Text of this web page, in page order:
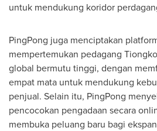
untuk mendukung koridor
PingPong juga menciptakan
mempertemukan pedagang
global bermutu tinggi, dengan
empat mata untuk mendukung
penjual. Selain itu, PingPong
pencocokan pengadaan secara
membuka peluang baru bagi